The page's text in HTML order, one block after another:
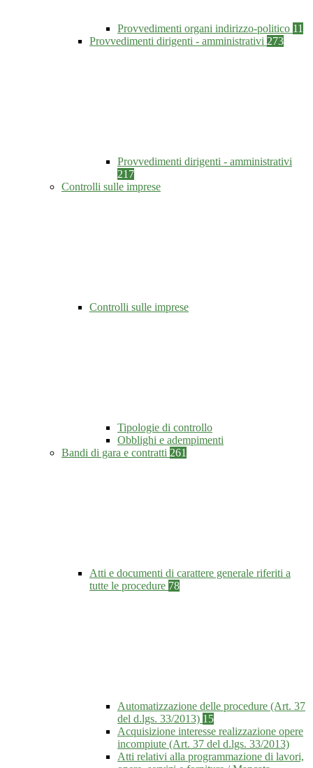
Provvedimenti organi indirizzo-politico 11
Provvedimenti dirigenti - amministrativi 273
Provvedimenti dirigenti - amministrativi
217
Controlli sulle imprese
Controlli sulle imprese
Tipologie di controllo
Obblighi e adempimenti
Bandi di gara e contratti 261
Atti e documenti di carattere generale riferiti a
tutte le procedure 78
Automatizzazione delle procedure (Art. 37
del d.lgs. 33/2013) 15
Acquisizione interesse realizzazione opere
incompiute (Art. 37 del d.lgs. 33/2013)
Atti relativi alla programmazione di lavori,